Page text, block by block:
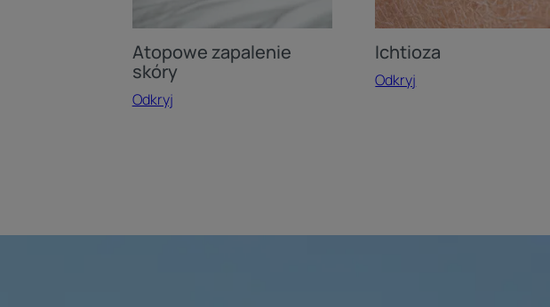
Atopowe zapalenie
skóry
Odkryj
Ichtioza
Odkryj